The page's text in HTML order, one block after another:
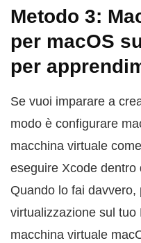
Metodo 3:
per macOS
per
Se vuoi imparare a
modo è configurare
macchina virtuale
eseguire Xcode dentro
Quando lo fai
virtualizzazione sul
macchina virtuale